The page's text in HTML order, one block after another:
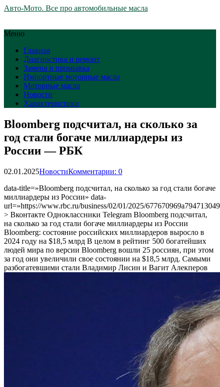
Авто-Мото. Все про автомобильные масла
Меню
Главная
Диагностика и ремонт
Замена и промывка
Импортные моторные масла
Моторные масла
Новости
Характеристики
Bloomberg подсчитал, на сколько за
год стали богаче миллиардеры из
России — РБК
02.01.2025НовостиКомментарии: 0
data-title=»Bloomberg подсчитал, на сколько за год стали богаче
миллиардеры из России» data-
url=»https://www.rbc.ru/business/02/01/2025/
> Вконтакте Одноклассники Telegram Bloomberg подсчитал,
на сколько за год стали богаче миллиардеры из России
Bloomberg: состояние российских миллиардеров выросло в
2024 году на $18,5 млрд В целом в рейтинг 500 богатейших
людей мира по версии Bloomberg вошли 25 россиян, при этом
за год они увеличили свое состоянии на $18,5 млрд. Самыми
разбогатевшими стали Владимир Лисин и Вагит Алекперов